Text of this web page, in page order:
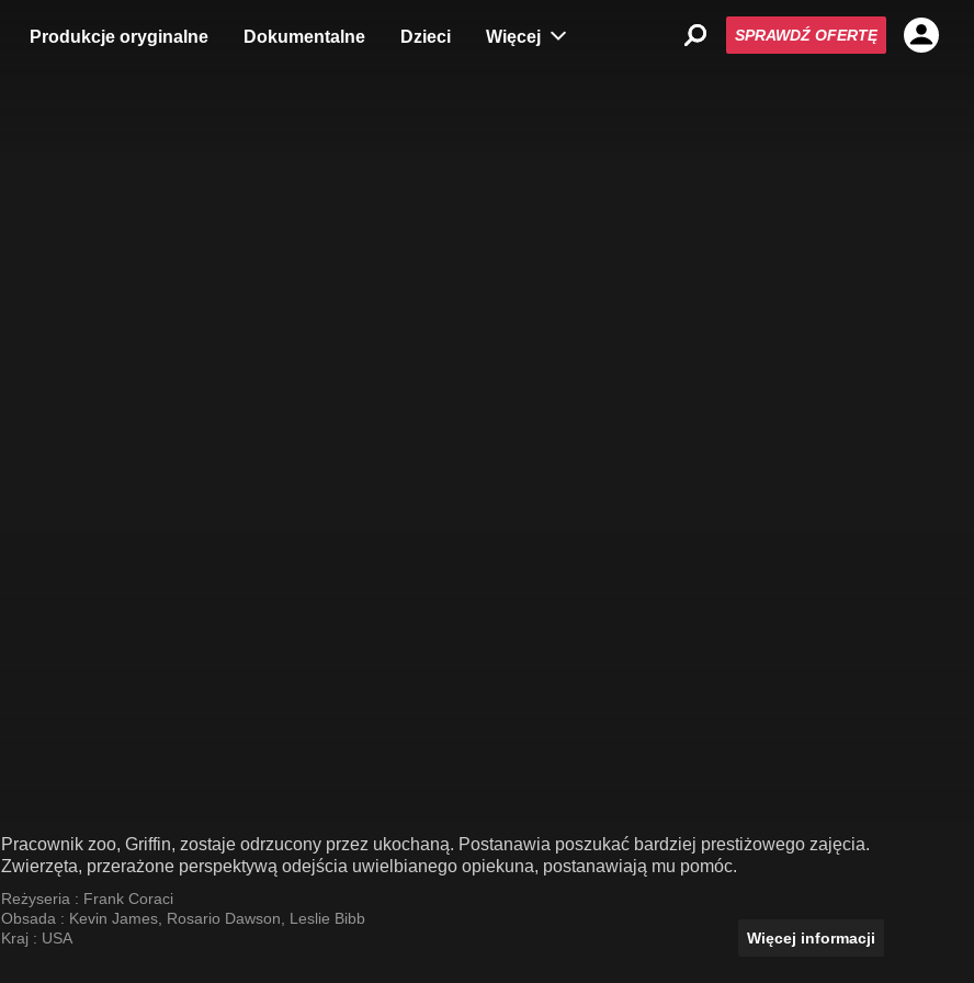
Produkcje oryginalne Dokumentalne Dzieci Więcej SPRAWDŹ OFERTĘ
Pracownik zoo, Griffin, zostaje odrzucony przez ukochaną. Postanawia poszukać bardziej prestiżowego zajęcia.
Zwierzęta, przerażone perspektywą odejścia uwielbianego opiekuna, postanawiają mu pomóc.
Reżyseria : Frank Coraci
Obsada : Kevin James Rosario Dawson
Leslie Bibb
Kraj : USA Więcej informacji